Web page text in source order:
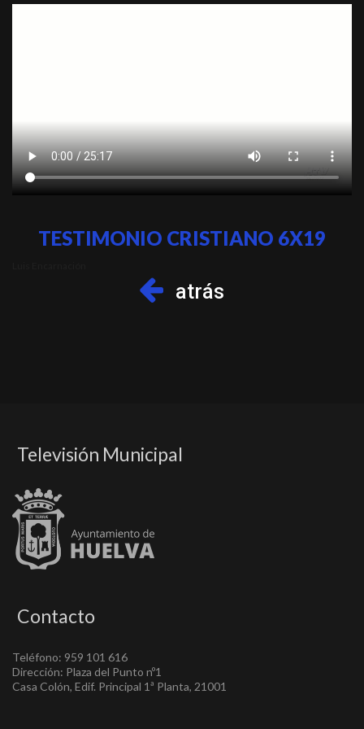
TESTIMONIO CRISTIANO 6X19
atrás
Televisión Municipal
Contacto
Teléfono: 959 101 616
Dirección: Plaza del Punto nº1
Casa Colón, Edif. Principal 1ª Planta, 21001